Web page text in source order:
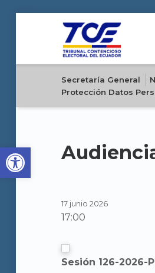
Open toolbar
Secretaría General
Protección Datos
17 junio 2026
17:00
Sesión 126-2026-